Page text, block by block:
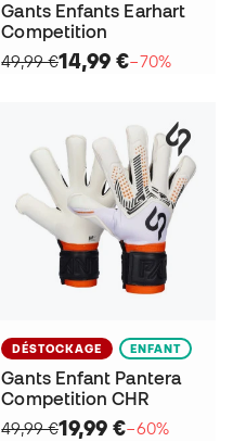
Gants Enfants Earhart
Competition
49,99 €14,99 €−70%
DÉSTOCKAGE ENFANT
Gants Enfant Pantera
Competition CHR
49,99 €19,99 €−60%